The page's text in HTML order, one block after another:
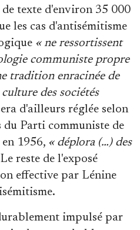
texte d'environ 35 000
les cas d'antisémitisme
« ne ressortissent
communiste propre
tradition enracinée de
des sociétés
d'ailleurs réglée selon
du Parti communiste de
1956, « déplora (…) des
reste de l'exposé
effective par Lénine
impulsé par